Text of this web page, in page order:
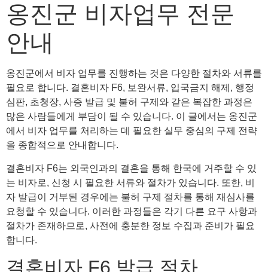
옹진군 비자업무 전문
안내
옹진군에서 비자 업무를 진행하는 것은 다양한 절차와 서류를
필요로 합니다. 결혼비자 F6, 보완서류, 입국금지 해제, 행정
심판, 초청장, 사증 발급 및 불허 구제와 같은 복잡한 과정은
많은 사람들에게 부담이 될 수 있습니다. 이 글에서는 옹진군
에서 비자 업무를 처리하는 데 필요한 실무 중심의 구제 전략
을 종합적으로 안내합니다.
결혼비자 F6는 외국인과의 결혼을 통해 한국에 거주할 수 있
는 비자로, 신청 시 필요한 서류와 절차가 있습니다. 또한, 비
자 발급이 거부된 경우에는 불허 구제 절차를 통해 재심사를
요청할 수 있습니다. 이러한 과정들은 각기 다른 요구 사항과
절차가 존재하므로, 사전에 충분한 정보 수집과 준비가 필요
합니다.
결혼비자 F6 발급 절차